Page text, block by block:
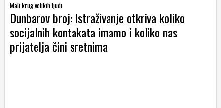
Mali krug velikih ljudi
Dunbarov broj: Istraživanje otkriva koliko
socijalnih kontakata imamo i koliko nas
prijatelja čini sretnima